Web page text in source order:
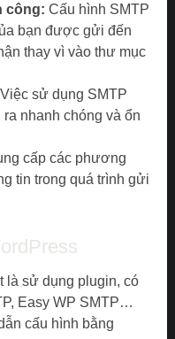
công: Cấu hình SMTP
bạn được gửi đến
thay vì vào thư mục
Việc sử dụng SMTP
nhanh chóng và ổn
cấp các phương
tin trong quá trình gửi
là sử dụng plugin, có
Easy WP SMTP…
cấu hình bằng